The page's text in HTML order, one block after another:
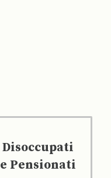
Disoccupati
e Pensionati